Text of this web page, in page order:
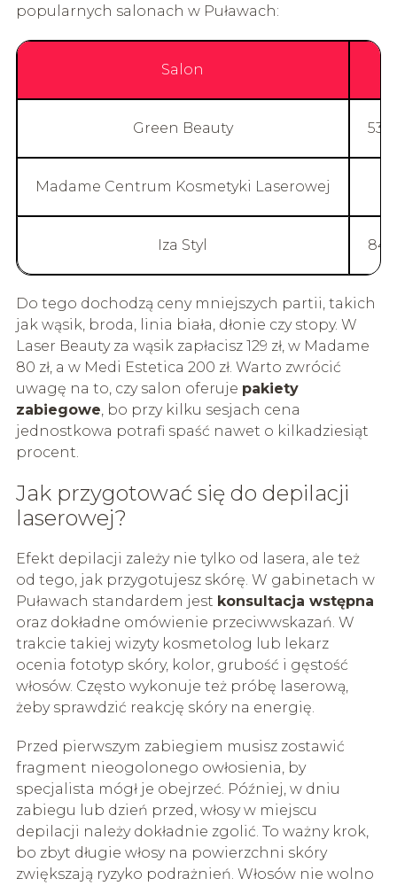
popularnych salonach w Puławach:
Salon
Green Beauty 539
Madame Centrum Kosmetyki Laserowej
Iza Styl 849
Do tego dochodzą ceny mniejszych partii, takich
jak wąsik, broda, linia biała, dłonie czy stopy. W
Laser Beauty za wąsik zapłacisz 129 zł, w Madame
80 zł, a w Medi Estetica 200 zł. Warto zwrócić
uwagę na to, czy salon oferuje pakiety
zabiegowe, bo przy kilku sesjach cena
jednostkowa potrafi spaść nawet o kilkadziesiąt
procent.
Jak przygotować się do depilacji
laserowej?
Efekt depilacji zależy nie tylko od lasera, ale też
od tego, jak przygotujesz skórę. W gabinetach w
Puławach standardem jest konsultacja wstępna
oraz dokładne omówienie przeciwwskazań. W
trakcie takiej wizyty kosmetolog lub lekarz
ocenia fototyp skóry, kolor, grubość i gęstość
włosów. Często wykonuje też próbę laserową,
żeby sprawdzić reakcję skóry na energię.
Przed pierwszym zabiegiem musisz zostawić
fragment nieogolonego owłosienia, by
specjalista mógł je obejrzeć. Później, w dniu
zabiegu lub dzień przed, włosy w miejscu
depilacji należy dokładnie zgolić. To ważny krok,
bo zbyt długie włosy na powierzchni skóry
zwiększają ryzyko podrażnień. Włosów nie wolno